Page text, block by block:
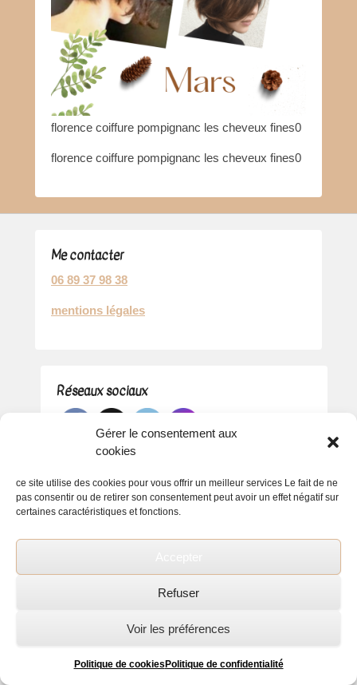
Gérer le consentement aux
cookies
ce site utilise des cookies pour vous offrir un meilleur services Le fait de ne
pas consentir ou de retirer son consentement peut avoir un effet négatif sur
certaines caractéristiques et fonctions.
Refuser
Voir les préférences
Politique de cookies Politique de confidentialité
florence coiffure pompignanc les cheveux fines0
florence coiffure pompignanc les cheveux fines0
Me contacter
06 89 37 98 38
mentions légales
Réseaux sociaux
Politique de confidentialité